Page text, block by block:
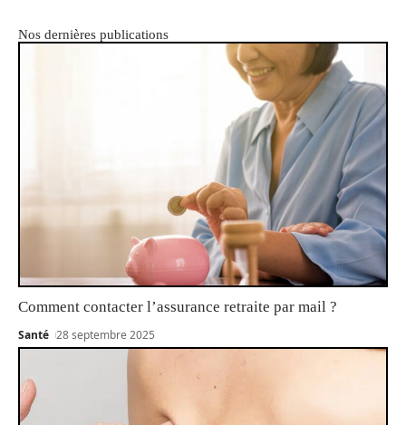
Nos dernières publications
Comment contacter l’assurance retraite par mail ?
Santé 28 septembre 2025